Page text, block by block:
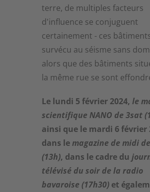
terre, de multiples facteurs
d'influence se conjuguent
certainement - ces
survécu au séisme sans
alors que des bâtiments
la même rue se sont
Le lundi 5 février 2024, le
scientifique NANO de 3sat
ainsi que le mardi 6 février
dans lemagazine de midi
(13h), dans le cadre du
télévisé du soir de la radio
bavaroise (17h30) et